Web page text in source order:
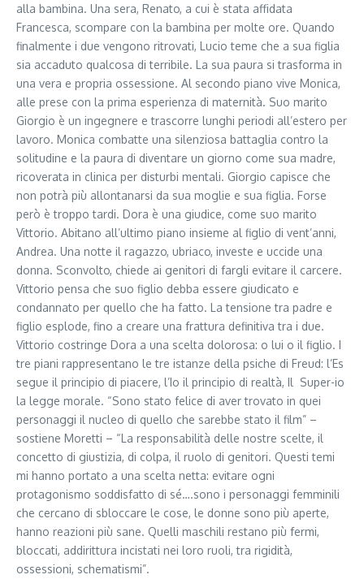
alla bambina. Una sera, Renato, a cui è stata affidata
Francesca, scompare con la bambina per molte ore. Quando
finalmente i due vengono ritrovati, Lucio teme che a sua figlia
sia accaduto qualcosa di terribile. La sua paura si trasforma in
una vera e propria ossessione. Al secondo piano vive Monica,
alle prese con la prima esperienza di maternità. Suo marito
Giorgio è un ingegnere e trascorre lunghi periodi all’estero per
lavoro. Monica combatte una silenziosa battaglia contro la
solitudine e la paura di diventare un giorno come sua madre,
ricoverata in clinica per disturbi mentali. Giorgio capisce che
non potrà più allontanarsi da sua moglie e sua figlia. Forse
però è troppo tardi. Dora è una giudice, come suo marito
Vittorio. Abitano all’ultimo piano insieme al figlio di vent’anni,
Andrea. Una notte il ragazzo, ubriaco, investe e uccide una
donna. Sconvolto, chiede ai genitori di fargli evitare il carcere.
Vittorio pensa che suo figlio debba essere giudicato e
condannato per quello che ha fatto. La tensione tra padre e
figlio esplode, fino a creare una frattura definitiva tra i due.
Vittorio costringe Dora a una scelta dolorosa: o lui o il figlio. I
tre piani rappresentano le tre istanze della psiche di Freud: l’Es
segue il principio di piacere, l’Io il principio di realtà, Il Super-io
la legge morale. “Sono stato felice di aver trovato in quei
personaggi il nucleo di quello che sarebbe stato il film” –
sostiene Moretti – “La responsabilità delle nostre scelte, il
concetto di giustizia, di colpa, il ruolo di genitori. Questi temi
mi hanno portato a una scelta netta: evitare ogni
protagonismo soddisfatto di sé….sono i personaggi femminili
che cercano di sbloccare le cose, le donne sono più aperte,
hanno reazioni più sane. Quelli maschili restano più fermi,
bloccati, addirittura incistati nei loro ruoli, tra rigidità,
ossessioni, schematismi”.